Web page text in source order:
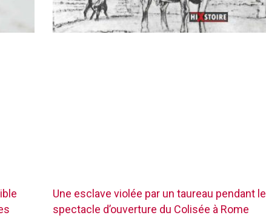
Une esclave violée par un taureau pendant le
spectacle d’ouverture du Colisée à Rome